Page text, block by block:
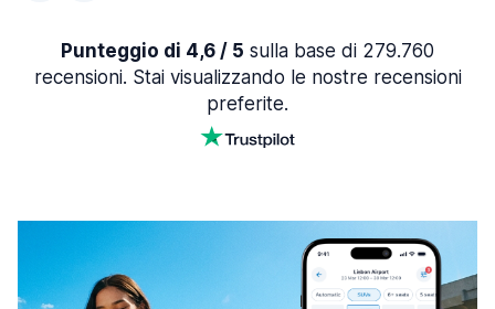
Punteggio di 4,6 / 5 sulla base di 279.760
recensioni. Stai visualizzando le nostre recensioni
preferite.